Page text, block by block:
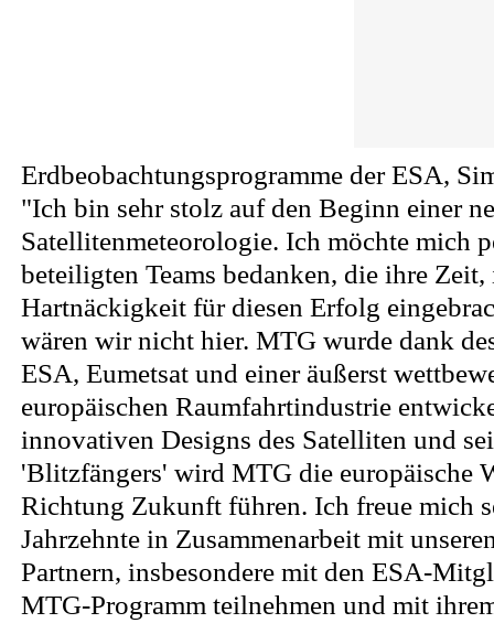
Erdbeobachtungsprogramme der ESA,
"Ich bin sehr stolz auf den Beginn einer
Satellitenmeteorologie. Ich möchte mich
beteiligten Teams bedanken, die ihre
Hartnäckigkeit für diesen Erfolg
wären wir nicht hier. MTG wurde dank
ESA, Eumetsat und einer äußerst
europäischen Raumfahrtindustrie
innovativen Designs des Satelliten und
'Blitzfängers' wird MTG die europäische
Richtung Zukunft führen. Ich freue mich
Jahrzehnte in Zusammenarbeit mit
Partnern, insbesondere mit den ESA-
MTG-Programm teilnehmen und mit